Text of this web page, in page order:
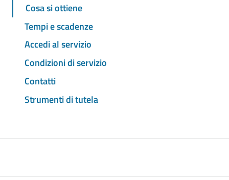
Cosa si ottiene
Tempi e scadenze
Accedi al servizio
Condizioni di servizio
Contatti
Strumenti di tutela